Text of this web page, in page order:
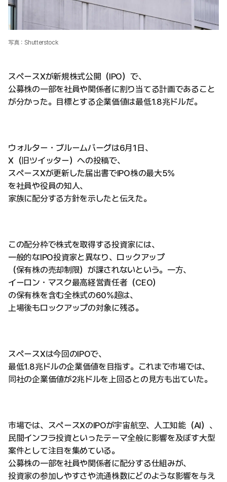
写真：Shutterstock
スペースXが新規株式公開（IPO）で、
公募株の一部を社員や関係者に割り当てる計画であること
が分かった。目標とする企業価値は最低1.8兆ドルだ。
ウォルター・ブルームバーグは6月1日、
X（旧ツイッター）への投稿で、
スペースXが更新した届出書でIPO株の最大5%
を社員や役員の知人、
家族に配分する方針を示したと伝えた。
この配分枠で株式を取得する投資家には、
一般的なIPO投資家と異なり、ロックアップ
（保有株の売却制限）が課されないという。一方、
イーロン・マスク最高経営責任者（CEO）
の保有株を含む全株式の60%超は、
上場後もロックアップの対象に残る。
スペースXは今回のIPOで、
最低1.8兆ドルの企業価値を目指す。これまで市場では、
同社の企業価値が2兆ドルを上回るとの見方も出ていた。
市場では、スペースXのIPOが宇宙航空、人工知能（AI）、
民間インフラ投資といったテーマ全般に影響を及ぼす大型
案件として注目を集めている。
公募株の一部を社員や関係者に配分する仕組みが、
投資家の参加しやすさや流通株数にどのような影響を与え